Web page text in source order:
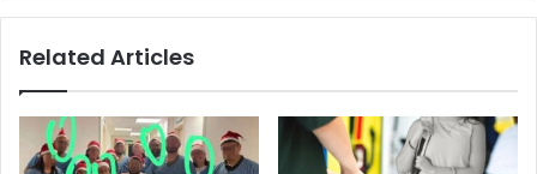
Related Articles